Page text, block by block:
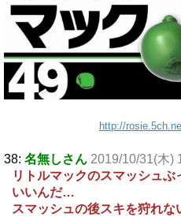
http://
38: 名無しさん 2019/10/31(木)
リトルマックのスマッシュ
いいんだ…
スマッシュの後スキを狩れな